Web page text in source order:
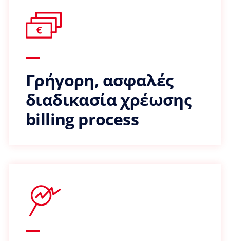
Γρήγορη, ασφαλές
διαδικασία χρέωσης
billing process